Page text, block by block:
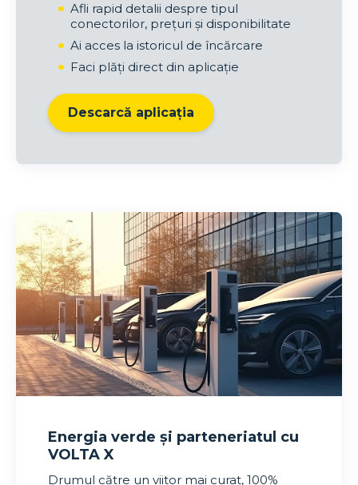
Afli rapid detalii despre tipul
conectorilor, prețuri și disponibilitate
Ai acces la istoricul de încărcare
Faci plăți direct din aplicație
Descarcă aplicația
Energia verde și parteneriatul cu
VOLTA X
Drumul către un viitor mai curat, 100%